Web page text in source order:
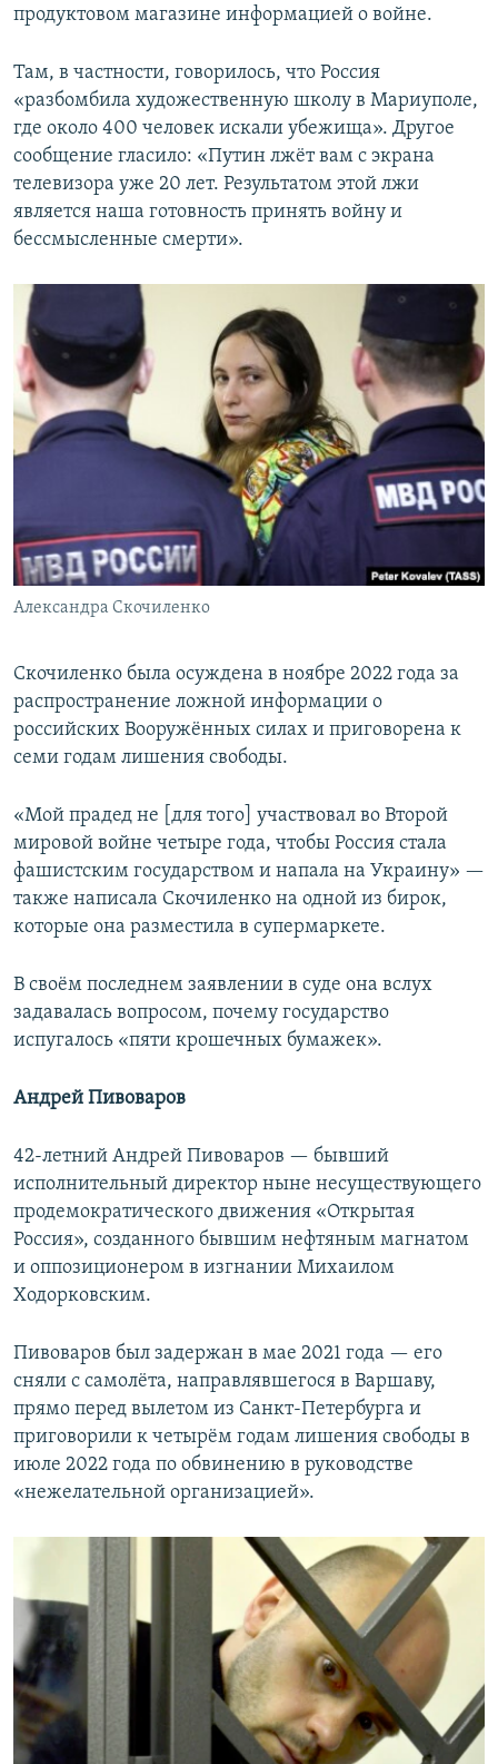
продуктовом магазине информацией о войне.
Там, в частности, говорилось, что Россия
«разбомбила художественную школу в Мариуполе,
где около 400 человек искали убежища». Другое
сообщение гласило: «Путин лжёт вам с экрана
телевизора уже 20 лет. Результатом этой лжи
является наша готовность принять войну и
бессмысленные смерти».
Александра Скочиленко
Скочиленко была осуждена в ноябре 2022 года за
распространение ложной информации о
российских Вооружённых силах и приговорена к
семи годам лишения свободы.
«Мой прадед не [для того] участвовал во Второй
мировой войне четыре года, чтобы Россия стала
фашистским государством и напала на Украину» —
также написала Скочиленко на одной из бирок,
которые она разместила в супермаркете.
В своём последнем заявлении в суде она вслух
задавалась вопросом, почему государство
испугалось «пяти крошечных бумажек».
Андрей Пивоваров
42-летний Андрей Пивоваров — бывший
исполнительный директор ныне несуществующего
продемократического движения «Открытая
Россия», созданного бывшим нефтяным магнатом
и оппозиционером в изгнании Михаилом
Ходорковским.
Пивоваров был задержан в мае 2021 года — его
сняли с самолёта, направлявшегося в Варшаву,
прямо перед вылетом из Санкт-Петербурга и
приговорили к четырём годам лишения свободы в
июле 2022 года по обвинению в руководстве
«нежелательной организацией».